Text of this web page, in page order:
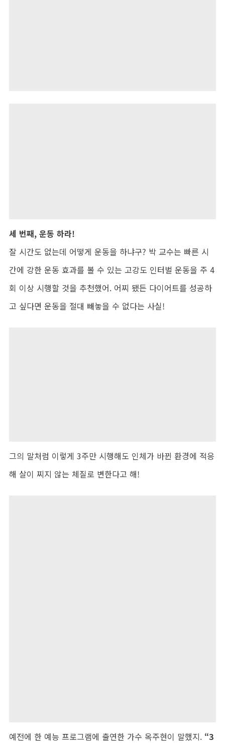
세 번째, 운동 하라!
잘 시간도 없는데 어떻게 운동을 하냐구? 박 교수는 빠른 시
간에 강한 운동 효과를 볼 수 있는 고강도 인터벌 운동을 주 4
회 이상 시행할 것을 추천했어. 어찌 됐든 다이어트를 성공하
고 싶다면 운동을 절대 빼놓을 수 없다는 사실!
그의 말처럼 이렇게 3주만 시행해도 인체가 바뀐 환경에 적응
해 살이 찌지 않는 체질로 변한다고 해!
예전에 한 예능 프로그램에 출연한 가수 옥주현이 말했지. “3